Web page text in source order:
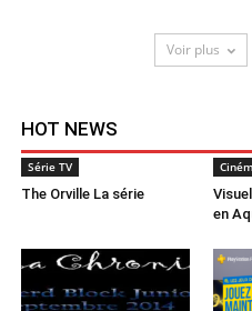
Voir plus
HOT NEWS
Série TV
The Orville La série
en